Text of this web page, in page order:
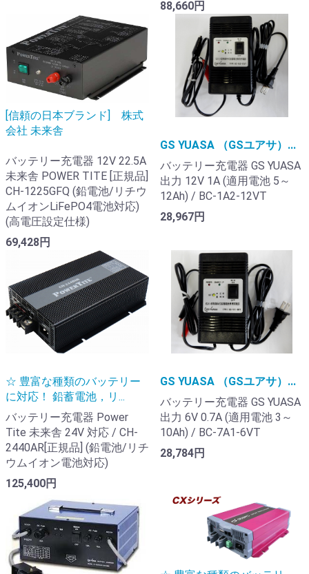
88,660円
[信頼の日本ブランド] 株式
会社 未来舎
バッテリー充電器 12V 22.5A
未来舎 POWER TITE [正規品]
CH-1225GFQ (鉛電池/リチウ
ムイオンLiFePO4電池対応)
(高電圧設定仕様)
69,428円
GS YUASA （GSユアサ）...
バッテリー充電器 GS YUASA
出力 12V 1A (適用電池 5～
12Ah) / BC-1A2-12VT
28,967円
☆ 豊富な種類のバッテリー
に対応！ 鉛蓄電池，リ...
バッテリー充電器 Power
Tite 未来舎 24V 対応 / CH-
2440AR[正規品] (鉛電池/リチ
ウムイオン電池対応)
125,400円
GS YUASA （GSユアサ）...
バッテリー充電器 GS YUASA
出力 6V 0.7A (適用電池 3～
10Ah) / BC-7A1-6VT
28,784円